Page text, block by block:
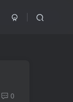
0